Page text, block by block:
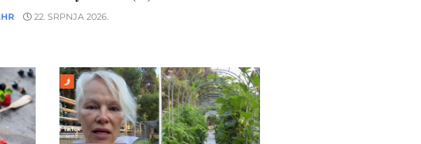
22. SRPNJA 2026.